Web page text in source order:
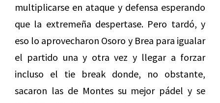
multiplicarse en ataque y defensa esperando
que la extremeña despertase. Pero tardó, y
eso lo aprovecharon Osoro y Brea para igualar
el partido una y otra vez y llegar a forzar
incluso el tie break donde, no obstante,
sacaron las de Montes su mejor pádel y se